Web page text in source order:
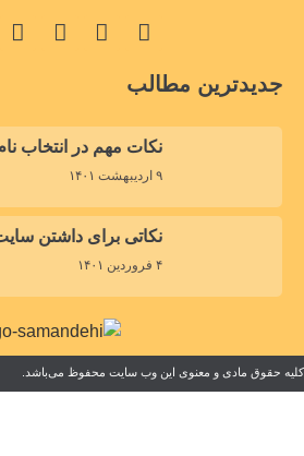
جدیدترین مطالب
نکات مهم در انتخاب
۹ اردیبهشت ۱۴۰۱
نکاتی برای داشتن
۴ فروردین ۱۴۰۱
کلیه حقوق مادی و معنوی این وب سایت محفوظ می‌باشد.